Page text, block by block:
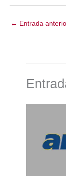
← Entrada